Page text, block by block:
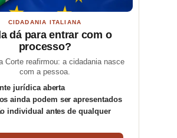
CIDADANIA ITALIANA
dá para entrar com o
processo?
Corte reafirmou: a cidadania nasce
com a pessoa.
jurídica aberta
ainda podem ser apresentados
individual antes de qualquer